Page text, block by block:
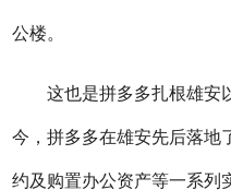
公楼。
这也是拼多多扎根雄安
今，拼多多在雄安先后落地
约及购置办公资产等一系列